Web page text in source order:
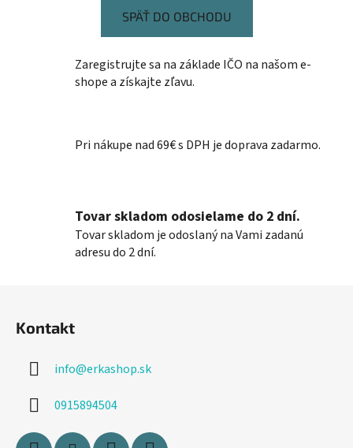
SPÄŤ DO OBCHODU
Zaregistrujte sa na základe IČO na našom e-
shope a získajte zľavu.
Pri nákupe nad 69€ s DPH je doprava zadarmo.
Tovar skladom odosielame do 2 dní.
Tovar skladom je odoslaný na Vami zadanú
adresu do 2 dní.
Kontakt
info@erkashop.sk
0915894504